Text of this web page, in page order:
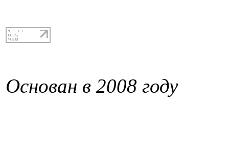
Основан в 2008 году